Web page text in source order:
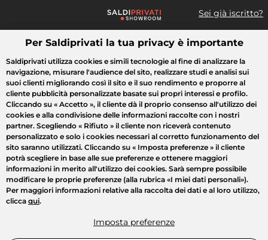
Sei già iscritto?
Cosa cerchi?
Tutte le vendite Moda Casa Bellezza Elettrodomestici
Per Saldiprivati la tua privacy è importante
Saldiprivati utilizza cookies e simili tecnologie al fine di analizzare la
navigazione, misurare l'audience del sito, realizzare studi e analisi sui
suoi clienti migliorando così il sito e il suo rendimento e proporre al
cliente pubblicità personalizzate basate sui propri interessi e profilo.
Cliccando su « Accetto », il cliente dà il proprio consenso all'utilizzo dei
cookies e alla condivisione delle informazioni raccolte con i nostri
partner. Scegliendo « Rifiuto » il cliente non riceverà contenuto
personalizzato e solo i cookies necessari al corretto funzionamento del
sito saranno utilizzati. Cliccando su « Imposta preferenze » il cliente
potrà scegliere in base alle sue preferenze e ottenere maggiori
informazioni in merito all'utilizzo dei cookies. Sarà sempre possibile
modificare le proprie preferenze (alla rubrica «I miei dati personali»).
Per maggiori informazioni relative alla raccolta dei dati e al loro utilizzo,
clicca qui.
Imposta preferenze